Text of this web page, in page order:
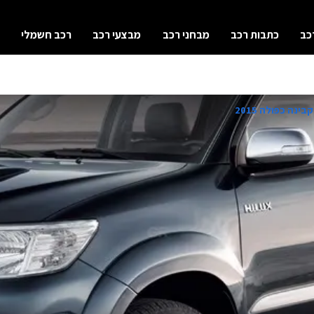
כתבות רכב מבחני רכב מבצעי רכב רכב חשמלי
כפולה 2015